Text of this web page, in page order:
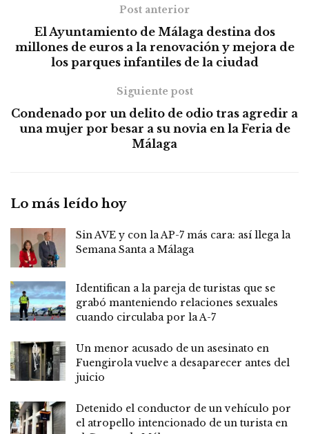
Post anterior
El Ayuntamiento de Málaga destina dos
millones de euros a la renovación y mejora de
los parques infantiles de la ciudad
Siguiente post
Condenado por un delito de odio tras agredir a
una mujer por besar a su novia en la Feria de
Málaga
Lo más leído hoy
Sin AVE y con la AP-7 más cara: así llega la
Semana Santa a Málaga
Identifican a la pareja de turistas que se
grabó manteniendo relaciones sexuales
cuando circulaba por la A-7
Un menor acusado de un asesinato en
Fuengirola vuelve a desaparecer antes del
juicio
Detenido el conductor de un vehículo por
el atropello intencionado de un turista en